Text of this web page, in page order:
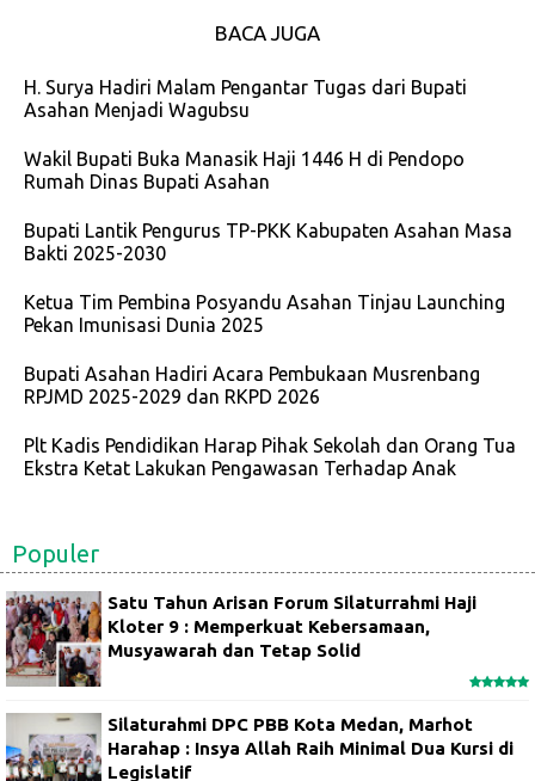
BACA JUGA
H. Surya Hadiri Malam Pengantar Tugas dari Bupati
Asahan Menjadi Wagubsu
Wakil Bupati Buka Manasik Haji 1446 H di Pendopo
Rumah Dinas Bupati Asahan
Bupati Lantik Pengurus TP-PKK Kabupaten Asahan Masa
Bakti 2025-2030
Ketua Tim Pembina Posyandu Asahan Tinjau Launching
Pekan Imunisasi Dunia 2025
Bupati Asahan Hadiri Acara Pembukaan Musrenbang
RPJMD 2025-2029 dan RKPD 2026
Plt Kadis Pendidikan Harap Pihak Sekolah dan Orang Tua
Ekstra Ketat Lakukan Pengawasan Terhadap Anak
Populer
Satu Tahun Arisan Forum Silaturrahmi Haji
Kloter 9 : Memperkuat Kebersamaan,
Musyawarah dan Tetap Solid
Silaturahmi DPC PBB Kota Medan, Marhot
Harahap : Insya Allah Raih Minimal Dua Kursi di
Legislatif